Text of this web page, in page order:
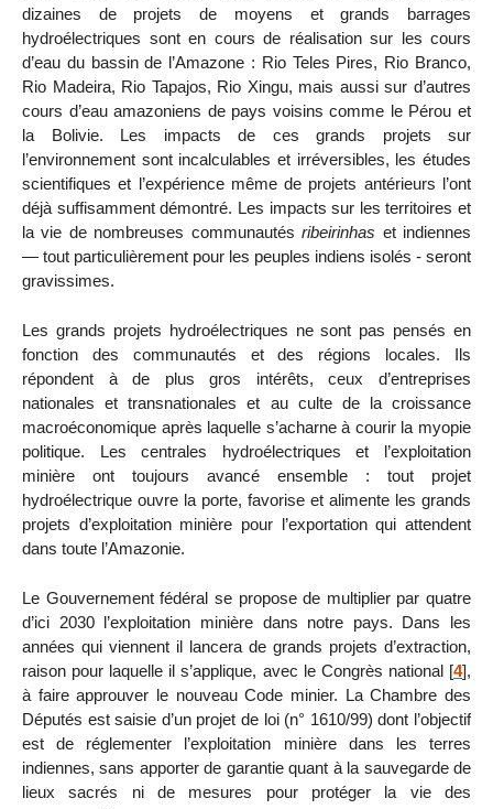
dizaines de projets de moyens et grands barrages
hydroélectriques sont en cours de réalisation sur les cours
d’eau du bassin de l’Amazone : Rio Teles Pires, Rio Branco,
Rio Madeira, Rio Tapajos, Rio Xingu, mais aussi sur d’autres
cours d’eau amazoniens de pays voisins comme le Pérou et
la Bolivie. Les impacts de ces grands projets sur
l’environnement sont incalculables et irréversibles, les études
scientifiques et l’expérience même de projets antérieurs l’ont
déjà suffisamment démontré. Les impacts sur les territoires et
la vie de nombreuses communautésribeirinhas et indiennes
— tout particulièrement pour les peuples indiens isolés - seront
gravissimes.
Les grands projets hydroélectriques ne sont pas pensés en
fonction des communautés et des régions locales. Ils
répondent à de plus gros intérêts, ceux d’entreprises
nationales et transnationales et au culte de la croissance
macroéconomique après laquelle s’acharne à courir la myopie
politique. Les centrales hydroélectriques et l’exploitation
minière ont toujours avancé ensemble : tout projet
hydroélectrique ouvre la porte, favorise et alimente les grands
projets d’exploitation minière pour l’exportation qui attendent
dans toute l’Amazonie.
Le Gouvernement fédéral se propose de multiplier par quatre
d’ici 2030 l’exploitation minière dans notre pays. Dans les
années qui viennent il lancera de grands projets d’extraction,
raison pour laquelle il s’applique, avec le Congrès national[4],
à faire approuver le nouveau Code minier. La Chambre des
Députés est saisie d’un projet de loi (n° 1610/99) dont l’objectif
est de réglementer l’exploitation minière dans les terres
indiennes, sans apporter de garantie quant à la sauvegarde de
lieux sacrés ni de mesures pour protéger la vie des